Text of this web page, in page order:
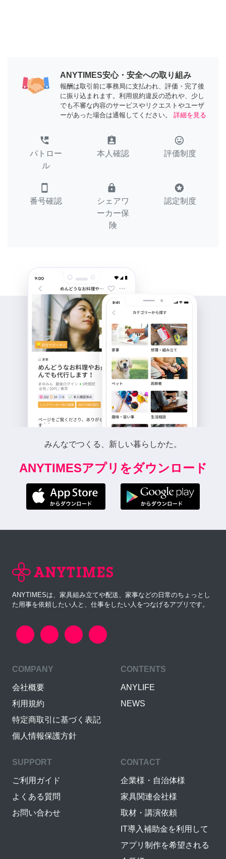
ANYTIMES安心・安全への取り組み
報酬は取引前に事務局に支払われ、評価・完了後
に振り込まれます。利用規約違反の恐れや、少し
でも不審な内容のサービスやリクエストやユーザ
ーがあった場合は通報してください。
詳細を見る
perm_phone_msg
パトロー
ル
assignment_ind
本人確認
tag_faces
評価制度
smartphone
番号確認
lock
シェアワ
ーカー保
険
stars
認定制度
みんなでつくる、新しい暮らしかた。
ANYTIMESアプリをダウンロード
ANYTIMESは、家具組み立てや配送、家事などの日常のちょっとし
た用事を依頼したい人と、仕事をしたい人をつなげるアプリです。
COMPANY
会社概要
利用規約
特定商取引に基づく表記
個人情報保護方針
CONTENTS
ANYLIFE
NEWS
SUPPORT
ご利用ガイド
よくある質問
お問い合わせ
CONTACT
企業様・自治体様
家具関連会社様
取材・講演依頼
IT導入補助金を利用して
アプリ制作を希望される